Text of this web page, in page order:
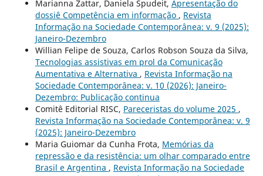
Marianna Zattar, Daniela Spudeit, Apresentação do
dossiê Competência em informação , Revista
Informação na Sociedade Contemporânea: v. 9 (2025):
Janeiro-Dezembro
Willian Felipe de Souza, Carlos Robson Souza da Silva,
Tecnologias assistivas em prol da Comunicação
Aumentativa e Alternativa , Revista Informação na
Sociedade Contemporânea: v. 10 (2026): Janeiro-
Dezembro: Publicação continua
Comitê Editorial RISC, Pareceristas do volume 2025 ,
Revista Informação na Sociedade Contemporânea: v. 9
(2025): Janeiro-Dezembro
Maria Guiomar da Cunha Frota, Memórias da
repressão e da resistência: um olhar comparado entre
Brasil e Argentina , Revista Informação na Sociedade